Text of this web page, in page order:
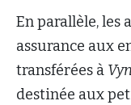
En parallèle, les
assurance aux
transférées à
destinée aux